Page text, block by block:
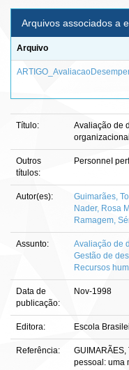
Arquivos associados a
Arquivo
Título:
Avaliação de
Outros
títulos:
PersonneI
Autor(es):
Guimarães,
Nader, Rosa
Ramagem,
Assunto:
Avaliação de
Gestão de
Recursos
Data de
publicação:
Nov-1998
Editora: Escola
Referência:
pessoal: uma